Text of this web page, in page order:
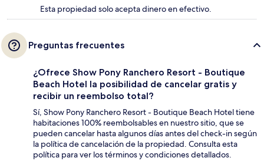
Esta propiedad solo acepta dinero en efectivo.
Preguntas frecuentes
¿Ofrece Show Pony Ranchero Resort - Boutique
Beach Hotel la posibilidad de cancelar gratis y
recibir un reembolso total?
Sí, Show Pony Ranchero Resort - Boutique Beach Hotel tiene
habitaciones 100% reembolsables en nuestro sitio, que se
pueden cancelar hasta algunos días antes del check-in según
la política de cancelación de la propiedad. Consulta esta
política para ver los términos y condiciones detallados.